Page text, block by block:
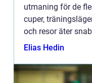
utmaning för de
cuper,
och resor äter
därför enkla och
Elias Hedin